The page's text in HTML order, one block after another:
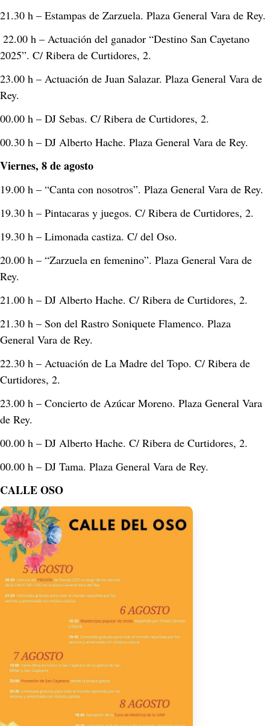
21.30 h – Estampas de Zarzuela. Plaza General Vara de Rey.
2025”. C/ Ribera de Curtidores, 2.
23.00 h – Actuación de Juan Salazar. Plaza General Vara de
Rey.
00.00 h – DJ Sebas. C/ Ribera de Curtidores, 2.
00.30 h – DJ Alberto Hache. Plaza General Vara de Rey.
Viernes, 8 de agosto
19.00 h – “Canta con nosotros”. Plaza General Vara de Rey.
19.30 h – Pintacaras y juegos. C/ Ribera de Curtidores, 2.
19.30 h – Limonada castiza. C/ del Oso.
20.00 h – “Zarzuela en femenino”. Plaza General Vara de
Rey.
21.00 h – DJ Alberto Hache. C/ Ribera de Curtidores, 2.
21.30 h – Son del Rastro Soniquete Flamenco. Plaza
General Vara de Rey.
22.30 h – Actuación de La Madre del Topo. C/ Ribera de
Curtidores, 2.
23.00 h – Concierto de Azúcar Moreno. Plaza General Vara
de Rey.
00.00 h – DJ Alberto Hache. C/ Ribera de Curtidores, 2.
00.00 h – DJ Tama. Plaza General Vara de Rey.
CALLE OSO